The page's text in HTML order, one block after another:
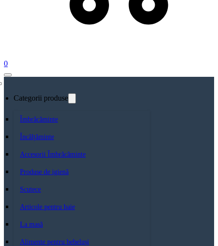
0
Categorii produse
Îmbrăcăminte
Încălțăminte
Accesorii Îmbrăcăminte
Produse de igienă
Scutece
Articole pentru baie
La masă
Alimente pentru bebeluși